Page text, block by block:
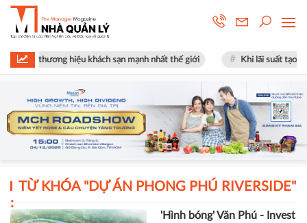
thương hiệu khách sạn mạnh nhất thế giới Khi lãi suất tạo
TỪ KHÓA " DỰ ÁN PHONG PHÚ RIVERSIDE"
:
'Hình bóng' Văn Phú - Invest
tại hai dự án đô thị 14.000
tỷ đồng ở Đồng Nai